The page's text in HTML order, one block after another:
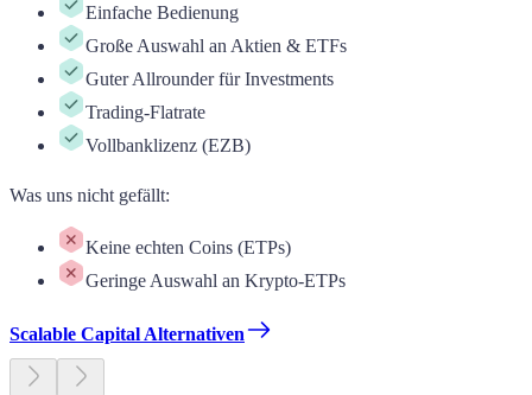
Einfache Bedienung
Große Auswahl an Aktien & ETFs
Guter Allrounder für Investments
Trading-Flatrate
Vollbanklizenz (EZB)
Was uns nicht gefällt:
Keine echten Coins (ETPs)
Geringe Auswahl an Krypto-ETPs
Scalable Capital Alternativen